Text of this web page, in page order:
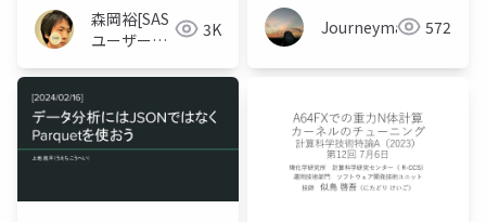
森岡裕[SAS
ユーザー総
3K Journeyman 572